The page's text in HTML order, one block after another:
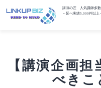
講演の匠 人気講師多数
～延べ実績5,000件以上
【講演企画
べきこ